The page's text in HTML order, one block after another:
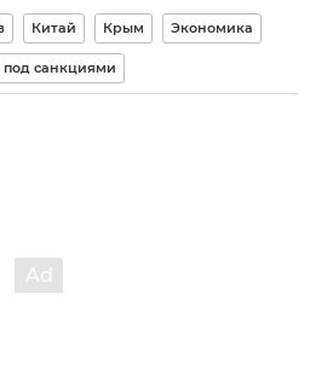
Китай Крым Экономика
санкциями